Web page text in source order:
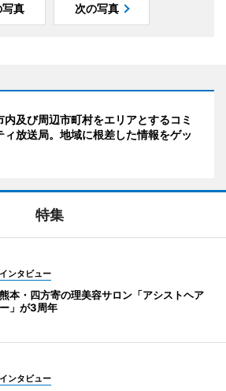
真 次の写真
内及び周辺市町村をエリアとするコミ
ィ放送局。地域に根差した情報をゲッ
特集
インタビュー
熊本・四方寄の理美容サロン「アシストヘア
ー」が3周年
インタビュー